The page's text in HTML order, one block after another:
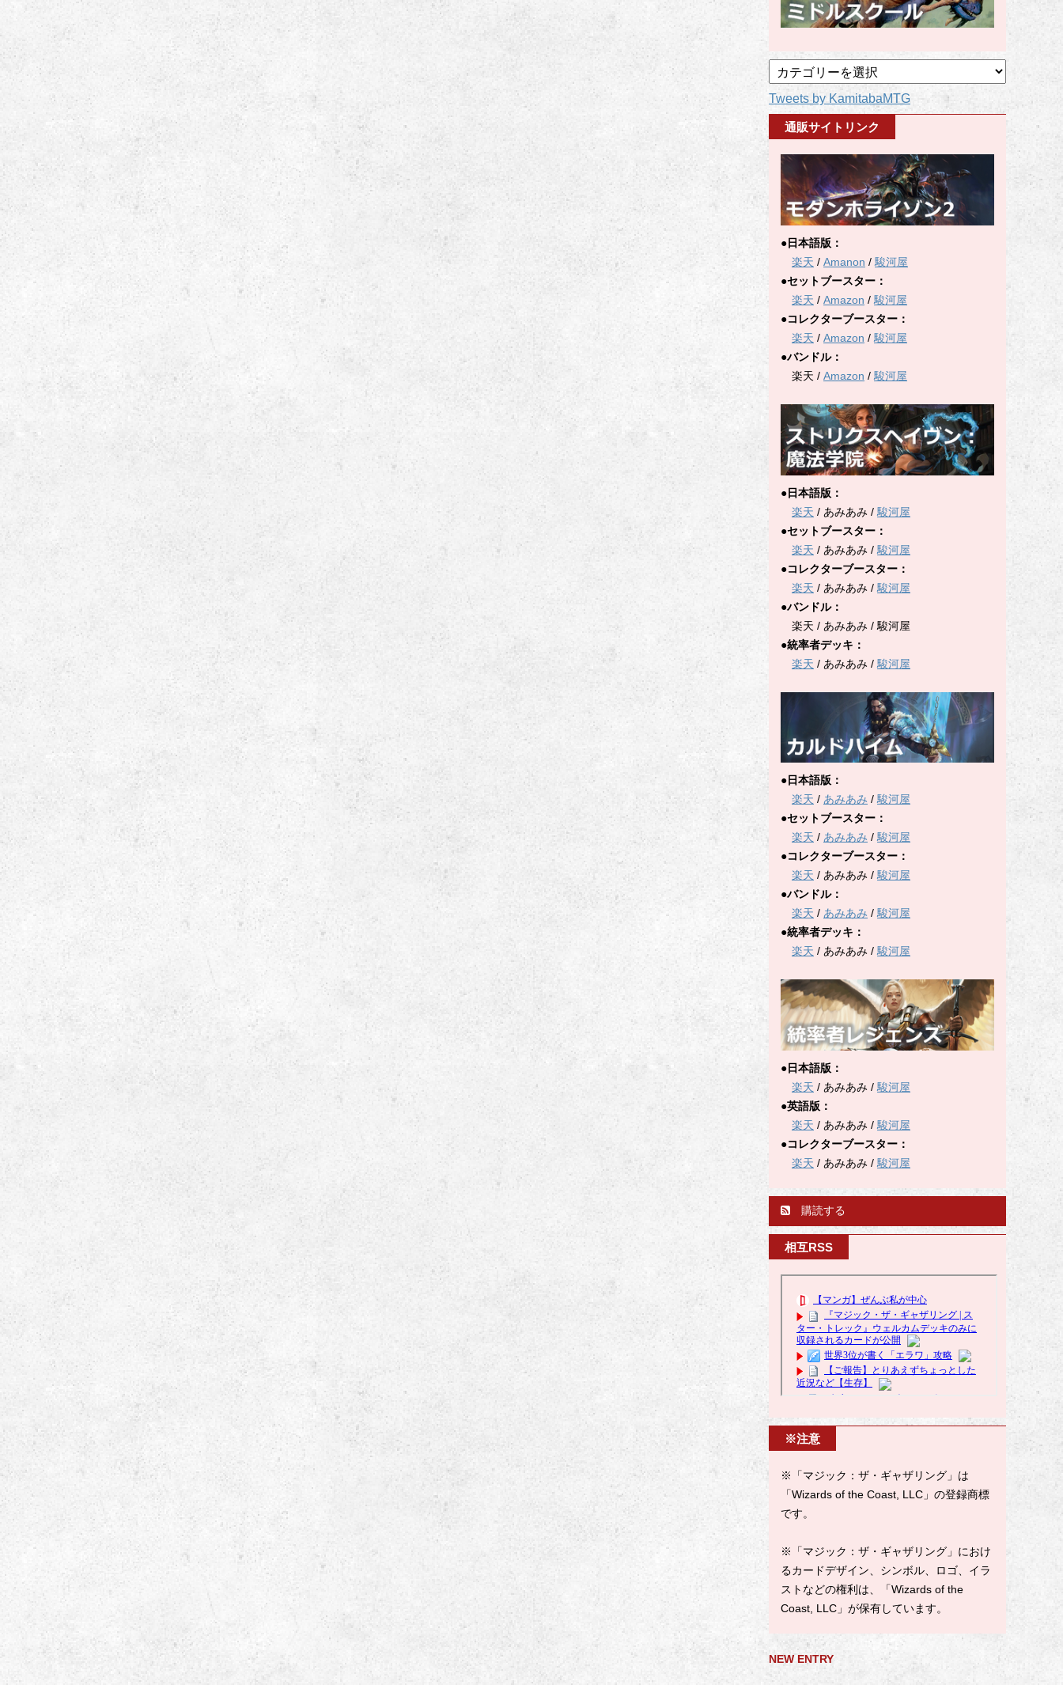
事
カ
テ
Tweets by KamitabaMTG
通販サイトリンク
●日本語版：
楽天 / Amanon / 駿河屋
●セットブースター：
楽天 / Amazon / 駿河屋
●コレクターブースター：
楽天 / Amazon / 駿河屋
●バンドル：
楽天 / Amazon / 駿河屋
●日本語版：
楽天 / あみあみ / 駿河屋
●セットブースター：
楽天 / あみあみ / 駿河屋
●コレクターブースター：
楽天 / あみあみ / 駿河屋
●バンドル：
楽天 / あみあみ / 駿河屋
●統率者デッキ：
楽天 / あみあみ / 駿河屋
●日本語版：
楽天 / あみあみ / 駿河屋
●セットブースター：
楽天 / あみあみ / 駿河屋
●コレクターブースター：
楽天 / あみあみ / 駿河屋
●バンドル：
楽天 / あみあみ / 駿河屋
●統率者デッキ：
楽天 / あみあみ / 駿河屋
●日本語版：
楽天 / あみあみ / 駿河屋
●英語版：
楽天 / あみあみ / 駿河屋
●コレクターブースター：
楽天 / あみあみ / 駿河屋
購読する
相互RSS
※注意
※「マジック：ザ・ギャザリング」は
「Wizards of the Coast, LLC」の登録商標
です。
※「マジック：ザ・ギャザリング」におけ
るカードデザイン、シンボル、ロゴ、イラ
ストなどの権利は、「Wizards of the
Coast, LLC」が保有しています。
NEW ENTRY